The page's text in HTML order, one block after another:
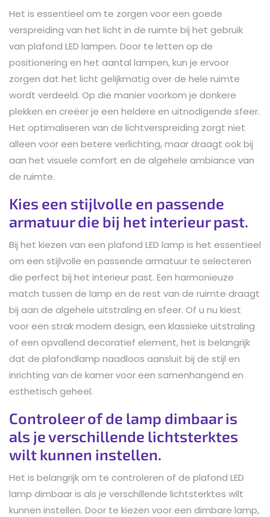
Het is essentieel om te zorgen voor een goede
verspreiding van het licht in de ruimte bij het gebruik
van plafond LED lampen. Door te letten op de
positionering en het aantal lampen, kun je ervoor
zorgen dat het licht gelijkmatig over de hele ruimte
wordt verdeeld. Op die manier voorkom je donkere
plekken en creëer je een heldere en uitnodigende sfeer.
Het optimaliseren van de lichtverspreiding zorgt niet
alleen voor een betere verlichting, maar draagt ook bij
aan het visuele comfort en de algehele ambiance van
de ruimte.
Kies een stijlvolle en passende
armatuur die bij het interieur past.
Bij het kiezen van een plafond LED lamp is het essentieel
om een stijlvolle en passende armatuur te selecteren
die perfect bij het interieur past. Een harmonieuze
match tussen de lamp en de rest van de ruimte draagt
bij aan de algehele uitstraling en sfeer. Of u nu kiest
voor een strak modern design, een klassieke uitstraling
of een opvallend decoratief element, het is belangrijk
dat de plafondlamp naadloos aansluit bij de stijl en
inrichting van de kamer voor een samenhangend en
esthetisch geheel.
Controleer of de lamp dimbaar is
als je verschillende lichtsterktes
wilt kunnen instellen.
Het is belangrijk om te controleren of de plafond LED
lamp dimbaar is als je verschillende lichtsterktes wilt
kunnen instellen. Door te kiezen voor een dimbare lamp,